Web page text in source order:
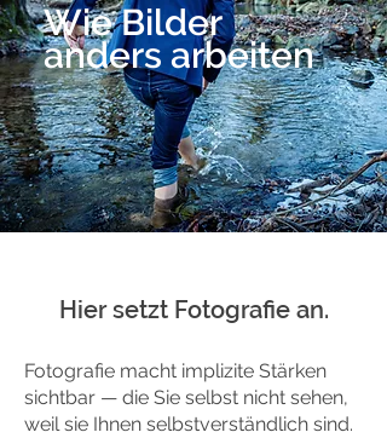
Wie Bilder
anders arbeiten
Hier setzt Fotografie an.
Fotografie macht implizite Stärken
sichtbar — die Sie selbst nicht sehen,
weil sie Ihnen selbstverständlich sind.